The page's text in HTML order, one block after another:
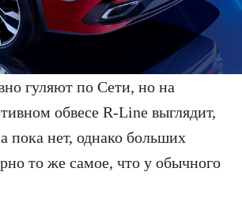
гуляют по Сети, но на
обвесе R-Line выглядит,
пока нет, однако больших
то же самое, что у обычного